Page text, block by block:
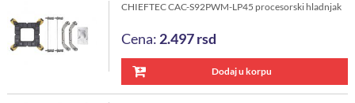
CHIEFTEC CAC-S92PWM-LP45 procesorski hladnjak
Cena: 2.497rsd
Dodaj u korpu